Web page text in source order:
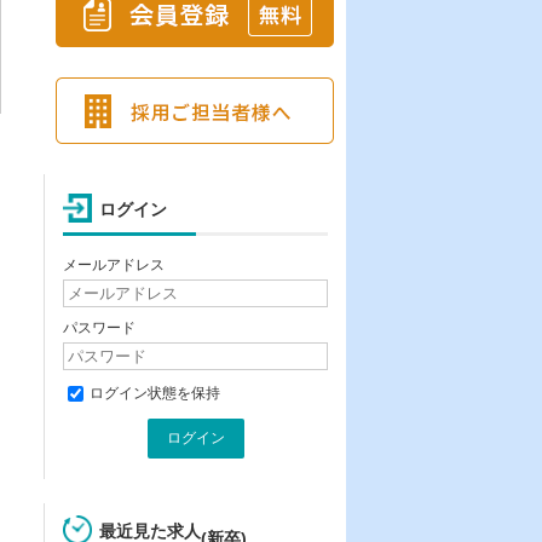
ログイン
メールアドレス
パスワード
ログイン状態を保持
最近見た求人